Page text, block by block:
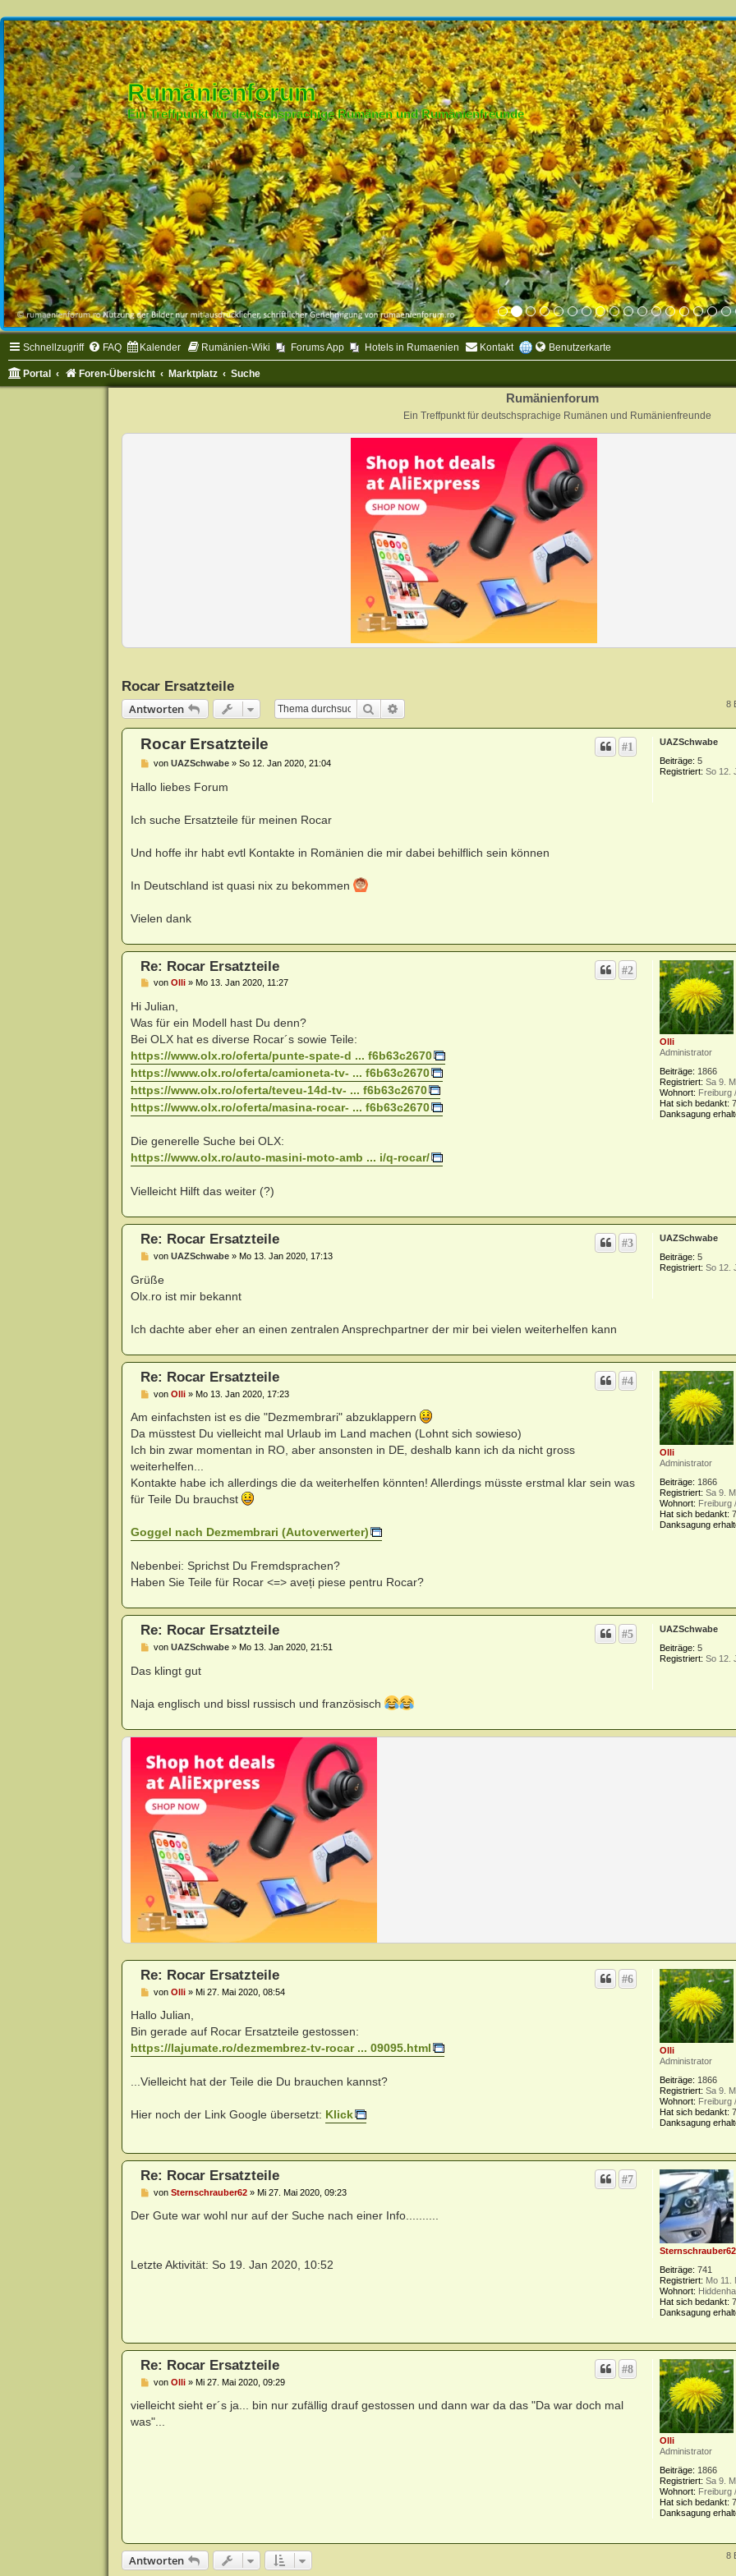
Rumänienforum
Ein Treffpunkt für deutschsprachige Rumänen und Rumänienfreunde
Schnellzugriff FAQ Kalender Rumänien-Wiki Forums App Hotels in Rumaenien Kontakt Benutzerkarte
Portal Foren-Übersicht Marktplatz Suche
Rumänienforum
Ein Treffpunkt für deutschsprachige Rumänen und Rumänienfreunde
Rocar Ersatzteile
Antworten
Suche 8
UAZSchwabe
Beiträge: 5
Registriert: So 12.
Rocar Ersatzteile #1
B
i
a
von UAZSchwabe» So 12. Jan 2020, 21:04
Hallo liebes Forum
Ich suche Ersatzteile für meinen Rocar
Und hoffe ihr habt evtl Kontakte in Romänien die mir dabei behilflich sein können
In Deutschland ist quasi nix zu bekommen
Vielen dank
Olli
Administrator
Beiträge: 1866
Registriert: Sa 9.
Wohnort: Freiburg
Hat sich bedankt:
Danksagung
Re: Rocar Ersatzteile #2
B
i
r
a
von Olli» Mo 13. Jan 2020, 11:27
Hi Julian,
Was für ein Modell hast Du denn?
Bei OLX hat es diverse Rocar´s sowie Teile:
https://www.olx.ro/oferta/punte-spate-d ... f6b63c2670
https://www.olx.ro/oferta/camioneta-tv- ... f6b63c2670
https://www.olx.ro/oferta/teveu-14d-tv- ... f6b63c2670
https://www.olx.ro/oferta/masina-rocar- ... f6b63c2670
Die generelle Suche bei OLX:
https://www.olx.ro/auto-masini-moto-amb ... i/q-rocar/
Vielleicht Hilft das weiter (?)
UAZSchwabe
Beiträge: 5
Registriert: So 12.
Re: Rocar Ersatzteile #3
B
i
r
von UAZSchwabe» Mo 13. Jan 2020, 17:13
Grüße
Olx.ro ist mir bekannt
Ich dachte aber eher an einen zentralen Ansprechpartner der mir bei vielen weiterhelfen kann
Olli
Administrator
Beiträge: 1866
Registriert: Sa 9.
Wohnort: Freiburg
Hat sich bedankt:
Danksagung
Re: Rocar Ersatzteile #4
B
i
r
a
von Olli» Mo 13. Jan 2020, 17:23
Am einfachsten ist es die "Dezmembrari" abzuklappern
Da müsstest Du vielleicht mal Urlaub im Land machen (Lohnt sich sowieso)
Ich bin zwar momentan in RO, aber ansonsten in DE, deshalb kann ich da nicht gross
weiterhelfen...
Kontakte habe ich allerdings die da weiterhelfen könnten! Allerdings müsste erstmal klar sein was
für Teile Du brauchst
Goggel nach Dezmembrari (Autoverwerter)
Nebenbei: Sprichst Du Fremdsprachen?
Haben Sie Teile für Rocar <=> aveți piese pentru Rocar?
UAZSchwabe
Beiträge: 5
Registriert: So 12.
Re: Rocar Ersatzteile #5
B
i
a
von UAZSchwabe» Mo 13. Jan 2020, 21:51
Das klingt gut
Naja englisch und bissl russisch und französisch
Olli
Administrator
Beiträge: 1866
Registriert: Sa 9.
Wohnort: Freiburg
Hat sich bedankt:
Danksagung
Re: Rocar Ersatzteile #6
B
i
r
a
g
von Olli» Mi 27. Mai 2020, 08:54
Hallo Julian,
Bin gerade auf Rocar Ersatzteile gestossen:
https://lajumate.ro/dezmembrez-tv-rocar ... 09095.html
...Vielleicht hat der Teile die Du brauchen kannst?
Hier noch der Link Google übersetzt: Klick
Sternschrauber62
Beiträge: 741
Registriert: Mo 11.
Wohnort:
Hat sich bedankt:
Danksagung
Re: Rocar Ersatzteile #7
Bvon Sternschrauber62» Mi 27. Mai 2020, 09:23
Der Gute war wohl nur auf der Suche nach einer Info..........
Letzte Aktivität: So 19. Jan 2020, 10:52
Olli
Administrator
Beiträge: 1866
Registriert: Sa 9.
Wohnort: Freiburg
Hat sich bedankt:
Danksagung
Re: Rocar Ersatzteile #8
B
i
r
von Olli» Mi 27. Mai 2020, 09:29
vielleicht sieht er´s ja... bin nur zufällig drauf gestossen und dann war da das "Da war doch mal
was"...
Antworten 8